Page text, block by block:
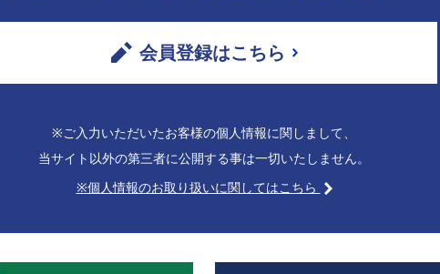
会員登録はこちら
※ご入力いただいたお客様の個人情報に関しまして、
当サイト以外の第三者に公開する事は一切いたしません。
※個人情報のお取り扱いに関してはこちら